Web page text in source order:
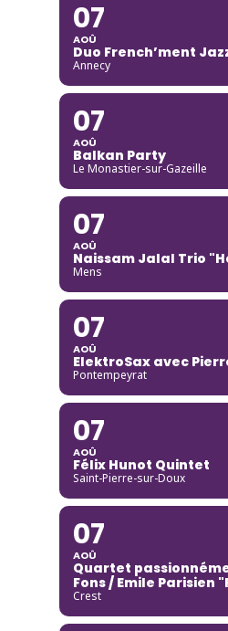
07
AOÛ
Duo French’ment
Annecy
07
AOÛ
Balkan Party
Le Monastier-sur-Gazeille
07
AOÛ
Naissam Jalal Trio
Mens
07
AOÛ
ElektroSax avec
Pontempeyrat
07
AOÛ
Félix Hunot Quintet
Saint-Pierre-sur-Doux
07
AOÛ
Quartet
Fons / Emile Parisien
Crest